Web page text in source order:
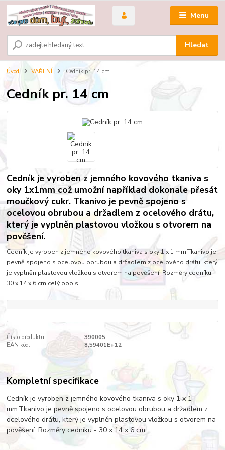
Menu
Hledat
Úvod VAŘENÍ Cedník pr. 14 cm
Cedník pr. 14 cm
Cedník je vyroben z jemného kovového tkaniva s
oky 1x1mm což umožní například dokonale přesát
moučkový cukr. Tkanivo je pevně spojeno s
ocelovou obrubou a držadlem z ocelového drátu,
který je vyplněn plastovou vložkou s otvorem na
pověšení.
Cedník je vyroben z jemného kovového tkaniva s oky 1 x 1 mm.Tkanivo je
pevně spojeno s ocelovou obrubou a držadlem z ocelového drátu, který
je vyplněn plastovou vložkou s otvorem na pověšení. Rozměry cedníku -
30 x 14 x 6 cm celý popis
Číslo produktu:
390005
EAN kód:
8,59401E+12
Kompletní specifikace
Cedník je vyroben z jemného kovového tkaniva s oky 1 x 1
mm.Tkanivo je pevně spojeno s ocelovou obrubou a držadlem z
ocelového drátu, který je vyplněn plastovou vložkou s otvorem na
pověšení. Rozměry cedníku - 30 x 14 x 6 cm